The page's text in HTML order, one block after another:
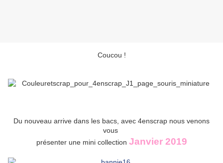
Coucou !
Du nouveau arrive dans les bacs, avec 4enscrap nous venons
vous
présenter une mini collection Janvier 2019